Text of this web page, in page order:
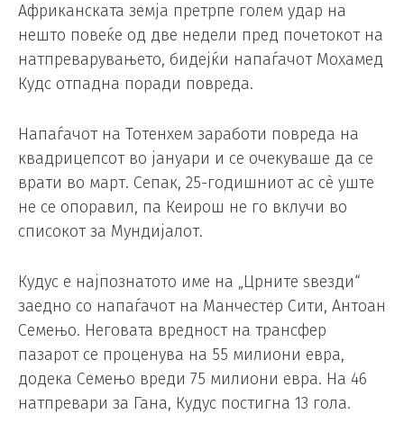
Африканската земја претрпе голем удар на
нешто повеќе од две недели пред почетокот на
натпреварувањето, бидејќи напаѓачот Мохамед
Кудс отпадна поради повреда.
Напаѓачот на Тотенхем заработи повреда на
квадрицепсот во јануари и се очекуваше да се
врати во март. Сепак, 25-годишниот ас сè уште
не се опоравил, па Кеирош не го вклучи во
списокот за Мундијалот.
Кудус е најпознатото име на „Црните ѕвезди“
заедно со напаѓачот на Манчестер Сити, Антоан
Семењо. Неговата вредност на трансфер
пазарот се проценува на 55 милиони евра,
додека Семењо вреди 75 милиони евра. На 46
натпревари за Гана, Кудус постигна 13 гола.